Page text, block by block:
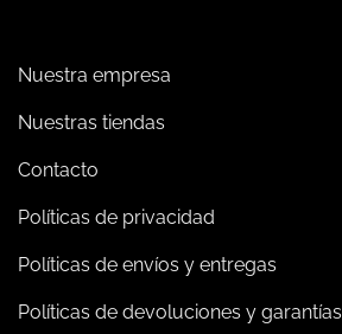
Nuestra empresa
Nuestras tiendas
Contacto
Políticas de privacidad
Políticas de envíos y entregas
Políticas de devoluciones y garantías